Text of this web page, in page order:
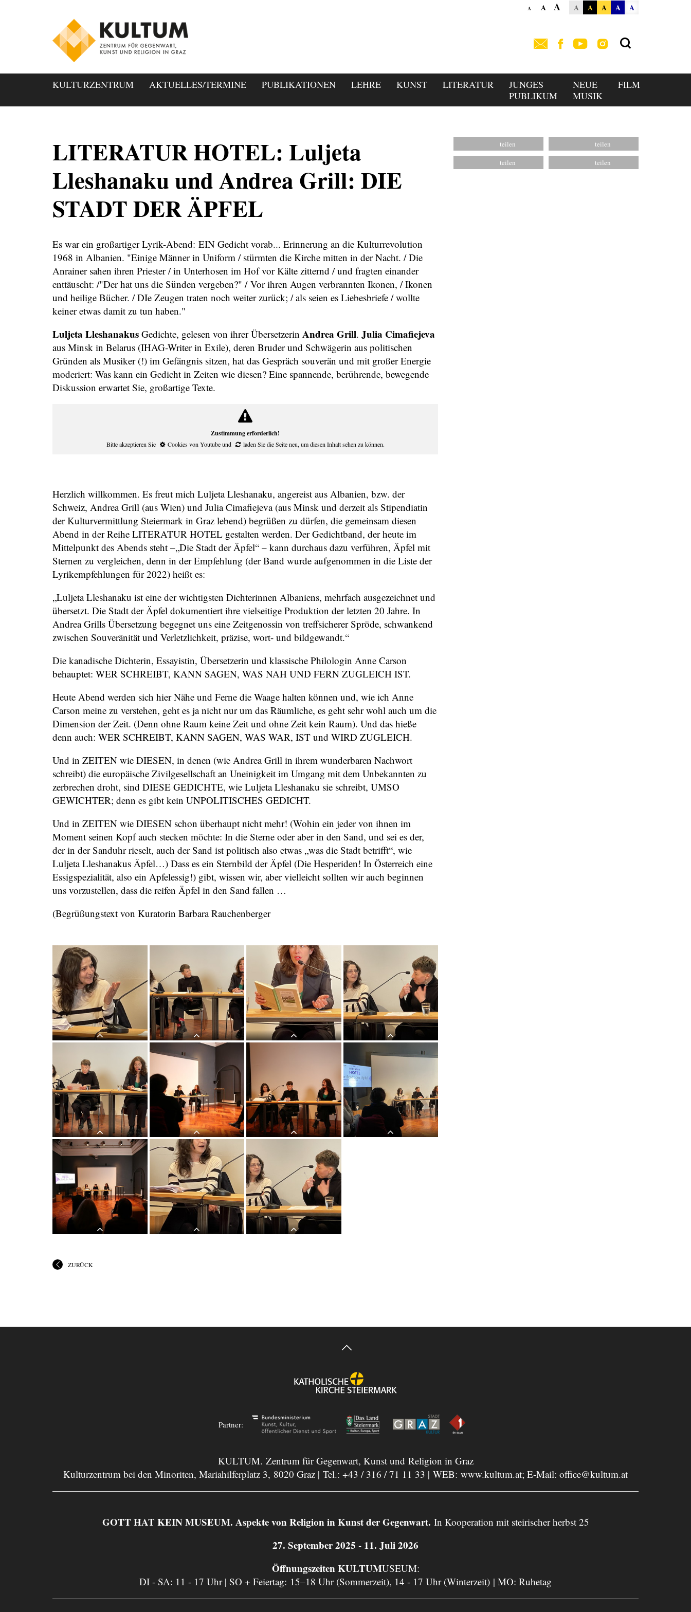
A A A A A A A A
KULTURZENTRUM AKTUELLES/TERMINE PUBLIKATIONEN LEHRE KUNST LITERATUR
JUNGES
PUBLIKUM
NEUE
MUSIK
FILM
LITERATUR HOTEL: Luljeta
Lleshanaku und Andrea Grill: DIE
STADT DER ÄPFEL
Es war ein großartiger Lyrik-Abend: EIN Gedicht vorab... Erinnerung an die Kulturrevolution
1968 in Albanien. "Einige Männer in Uniform / stürmten die Kirche mitten in der Nacht. / Die
Anrainer sahen ihren Priester / in Unterhosen im Hof vor Kälte zitternd / und fragten einander
enttäuscht: /"Der hat uns die Sünden vergeben?" / Vor ihren Augen verbrannten Ikonen, / Ikonen
und heilige Bücher. / DIe Zeugen traten noch weiter zurück; / als seien es Liebesbriefe / wollte
keiner etwas damit zu tun haben."
Luljeta Lleshanakus Gedichte, gelesen von ihrer Übersetzerin Andrea Grill. Julia Cimafiejeva
aus Minsk in Belarus (IHAG-Writer in Exile), deren Bruder und Schwägerin aus politischen
Gründen als Musiker (!) im Gefängnis sitzen, hat das Gespräch souverän und mit großer Energie
moderiert: Was kann ein Gedicht in Zeiten wie diesen? Eine spannende, berührende, bewegende
Diskussion erwartet Sie, großartige Texte.
Zustimmung erforderlich!
Bitte akzeptieren Sie Cookies von Youtubeund laden Sie die Seite neu, um diesen Inhalt sehen zu können.
Herzlich willkommen. Es freut mich Luljeta Lleshanaku, angereist aus Albanien, bzw. der
Schweiz, Andrea Grill (aus Wien) und Julia Cimafiejeva (aus Minsk und derzeit als Stipendiatin
der Kulturvermittlung Steiermark in Graz lebend) begrüßen zu dürfen, die gemeinsam diesen
Abend in der Reihe LITERATUR HOTEL gestalten werden. Der Gedichtband, der heute im
Mittelpunkt des Abends steht –„Die Stadt der Äpfel“ – kann durchaus dazu verführen, Äpfel mit
Sternen zu vergleichen, denn in der Empfehlung (der Band wurde aufgenommen in die Liste der
Lyrikempfehlungen für 2022) heißt es:
„Luljeta Lleshanaku ist eine der wichtigsten Dichterinnen Albaniens, mehrfach ausgezeichnet und
übersetzt. Die Stadt der Äpfel dokumentiert ihre vielseitige Produktion der letzten 20 Jahre. In
Andrea Grills Übersetzung begegnet uns eine Zeitgenossin von treffsicherer Spröde, schwankend
zwischen Souveränität und Verletzlichkeit, präzise, wort- und bildgewandt.“
Die kanadische Dichterin, Essayistin, Übersetzerin und klassische Philologin Anne Carson
behauptet: WER SCHREIBT, KANN SAGEN, WAS NAH UND FERN ZUGLEICH IST.
Heute Abend werden sich hier Nähe und Ferne die Waage halten können und, wie ich Anne
Carson meine zu verstehen, geht es ja nicht nur um das Räumliche, es geht sehr wohl auch um die
Dimension der Zeit. (Denn ohne Raum keine Zeit und ohne Zeit kein Raum). Und das hieße
denn auch: WER SCHREIBT, KANN SAGEN, WAS WAR, IST und WIRD ZUGLEICH.
Und in ZEITEN wie DIESEN, in denen (wie Andrea Grill in ihrem wunderbaren Nachwort
schreibt) die europäische Zivilgesellschaft an Uneinigkeit im Umgang mit dem Unbekannten zu
zerbrechen droht, sind DIESE GEDICHTE, wie Luljeta Lleshanaku sie schreibt, UMSO
GEWICHTER; denn es gibt kein UNPOLITISCHES GEDICHT.
Und in ZEITEN wie DIESEN schon überhaupt nicht mehr! (Wohin ein jeder von ihnen im
Moment seinen Kopf auch stecken möchte: In die Sterne oder aber in den Sand, und sei es der,
der in der Sanduhr rieselt, auch der Sand ist politisch also etwas „was die Stadt betrifft“, wie
Luljeta Lleshanakus Äpfel…) Dass es ein Sternbild der Äpfel (Die Hesperiden! In Österreich eine
Essigspezialität, also ein Apfelessig!) gibt, wissen wir, aber vielleicht sollten wir auch beginnen
uns vorzustellen, dass die reifen Äpfel in den Sand fallen …
(Begrüßungstext von Kuratorin Barbara Rauchenberger
LITERATUR HOTEL: Luljeta
Lleshanaku und Andrea Grill: DIE
STADT DER ÄPFELKULTUM,
25. April 2022
LITERATUR HOTEL: Luljeta
Lleshanaku und Andrea Grill: DIE
STADT DER ÄPFELKULTUM,
25. April 2022
LITERATUR HOTEL: Luljeta
Lleshanaku und Andrea Grill: DIE
STADT DER ÄPFELKULTUM,
25. April 2022
LITERATUR HOTEL: Luljeta
Lleshanaku und Andrea Grill: DIE
STADT DER ÄPFELKULTUM,
25. April 2022
LITERATUR HOTEL: Luljeta
Lleshanaku und Andrea Grill: DIE
STADT DER ÄPFELKULTUM,
25. April 2022
LITERATUR HOTEL: Luljeta
Lleshanaku und Andrea Grill: DIE
STADT DER ÄPFELKULTUM,
25. April 2022
LITERATUR HOTEL: Luljeta
Lleshanaku und Andrea Grill: DIE
STADT DER ÄPFELKULTUM,
25. April 2022
ZURÜCK
Partner:
KULTUM. Zentrum für Gegenwart, Kunst und Religion in Graz
Kulturzentrum bei den Minoriten, Mariahilferplatz 3, 8020 Graz | Tel.: +43 / 316 / 71 11 33 | WEB: www.kultum.at; E-Mail: office@kultum.at
GOTT HAT KEIN MUSEUM. Aspekte von Religion in Kunst der Gegenwart. In Kooperation mit steirischer herbst 25
27. September 2025 - 11. Juli 2026
Öffnungszeiten KULTUMUSEUM:
DI - SA: 11 - 17 Uhr | SO + Feiertag: 15–18 Uhr (Sommerzeit), 14 - 17 Uhr (Winterzeit) | MO: Ruhetag